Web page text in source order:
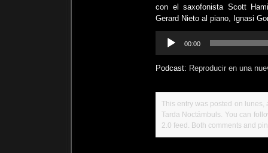
con el saxofonista Scott
Gerard Nieto al piano, Ignasi
Reproductor
00:00
Podcast: Reproducir en una
This entry was posted on
Tarda Noctámbuls. You can
2.0 feed. Both comments and